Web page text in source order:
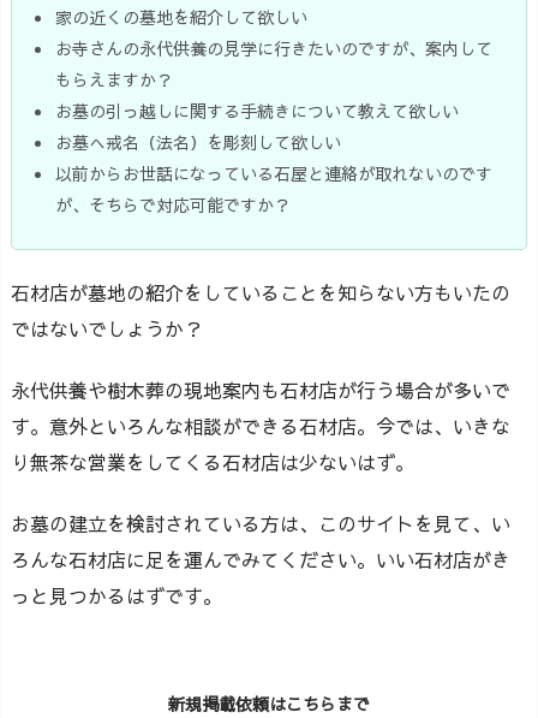
家の近くの墓地を紹介して欲しい
お寺さんの永代供養の見学に行きたいのですが、案内して
もらえますか？
お墓の引っ越しに関する手続きについて教えて欲しい
お墓へ戒名（法名）を彫刻して欲しい
以前からお世話になっている石屋と連絡が取れないのです
が、そちらで対応可能ですか？
石材店が墓地の紹介をしていることを知らない方もいたの
ではないでしょうか？
永代供養や樹木葬の現地案内も石材店が行う場合が多いで
す。意外といろんな相談ができる石材店。今では、いきな
り無茶な営業をしてくる石材店は少ないはず。
お墓の建立を検討されている方は、このサイトを見て、い
ろんな石材店に足を運んでみてください。いい石材店がき
っと見つかるはずです。
新規掲載依頼はこちらまで